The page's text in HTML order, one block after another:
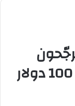
تصاعد الموجة النفطية: 100 دولار